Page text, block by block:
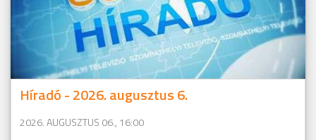
Híradó - 2026. augusztus 6.
2026. AUGUSZTUS 06., 16:00